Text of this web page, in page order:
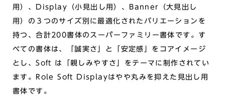
用）、Display（小見出し用）、Banner（大見出し
用）の３つのサイズ別に最適化されたバリエーションを
持つ、合計200書体のスーパーファミリー書体です。す
べての書体は、「誠実さ」と「安定感」をコアイメージ
とし、Soft は「親しみやすさ」をテーマに制作されてい
ます。Role Soft Displayはやや丸みを抑えた見出し用
書体です。